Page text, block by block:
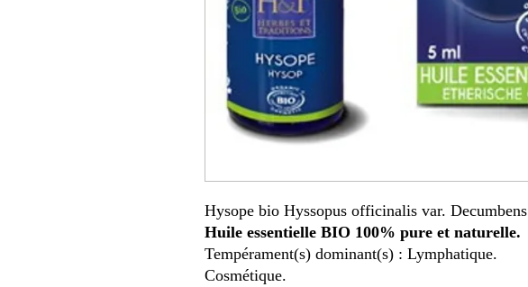
Hysope bio Hyssopus officinalis var. Decumbens
Huile essentielle BIO 100% pure et naturelle.
Tempérament(s) dominant(s) : Lymphatique.
Cosmétique.